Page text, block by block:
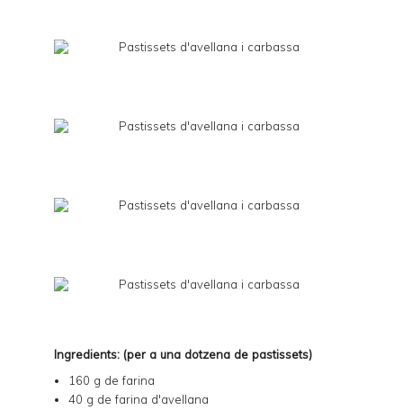
Ingredients: (per a una dotzena de pastissets)
160 g de farina
40 g de farina d'avellana